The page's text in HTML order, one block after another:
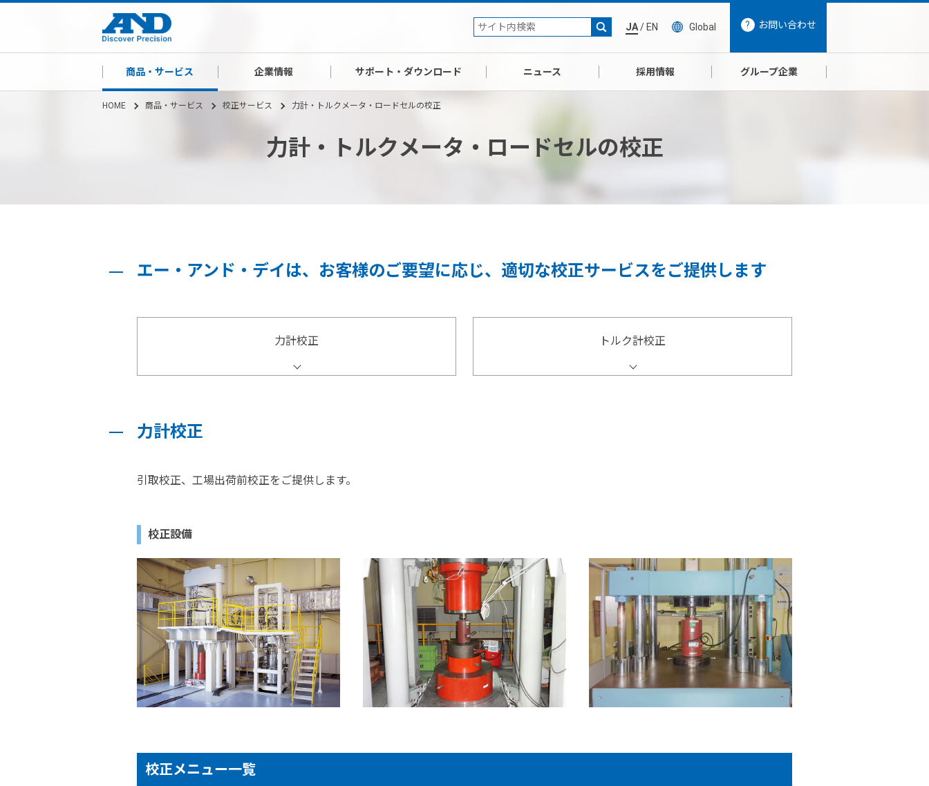
JA/ EN Global お問い合わせ
商品・サービス 企業情報 サポート・ダウンロード ニュース 採用情報 グループ企業
HOME 商品・サービス 校正サービス 力計・トルクメータ・ロードセルの校正
力計・トルクメータ・ロードセルの校正
エー・アンド・デイは、お客様のご要望に応じ、適切な校正サービスをご提供します
力計校正 トルク計校正
力計校正
引取校正、工場出荷前校正をご提供します。
校正設備
校正メニュー一覧